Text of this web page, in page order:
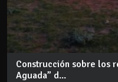
Construcción sobre los
Aguada” d...